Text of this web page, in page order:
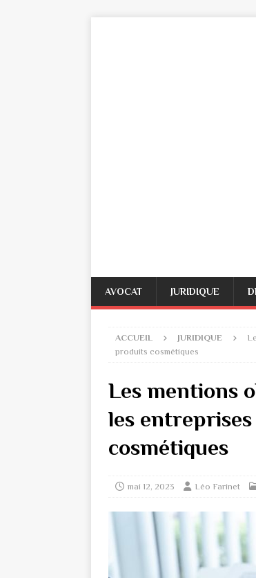
AVOCAT JURIDIQUE
ACCUEIL JURIDIQUE
produits cosmétiques
Les mentions
les
cosmétiques
mai 12, 2023 Léo Farinet